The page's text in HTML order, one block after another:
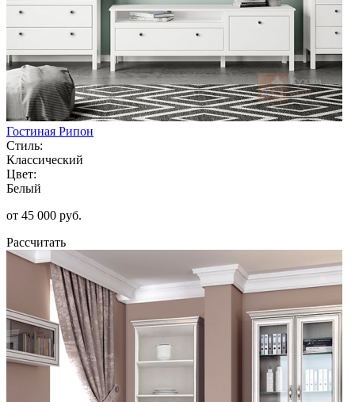
Гостиная Рипон
Стиль:
Классический
Цвет:
Белый
от 45 000 руб.
Рассчитать